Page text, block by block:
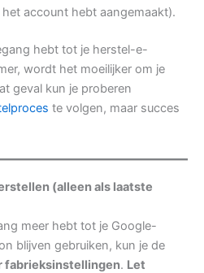
account hebt aangemaakt).
hebt tot je herstel-e-
wordt het moeilijker om je
geval kun je proberen
te volgen, maar succes
(alleen als laatste
meer hebt tot je Google-
blijven gebruiken, kun je de
fabrieksinstellingen. Let